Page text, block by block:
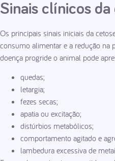
Sinais clínicos
Os principais sinais iniciais da
consumo alimentar e a redução na
doença progride o animal pode
quedas;
letargia;
fezes secas;
apatia ou excitação;
distúrbios metabólicos;
comportamento agitado e
lambedura excessiva de